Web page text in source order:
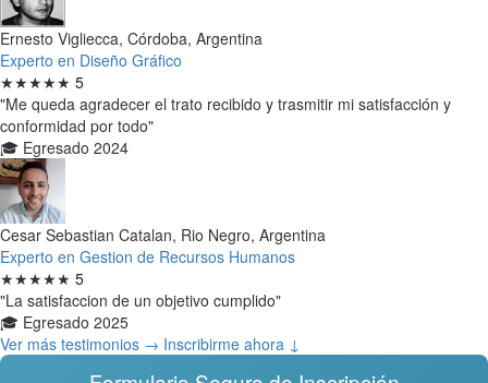
Ernesto Vigliecca, Córdoba, Argentina
Experto en Diseño Gráfico
★★★★★ 5
"Me queda agradecer el trato recibido y trasmitir mi satisfacción y
conformidad por todo"
🎓 Egresado 2024
Cesar Sebastian Catalan, Rio Negro, Argentina
Experto en Gestion de Recursos Humanos
★★★★★ 5
"La satisfaccion de un objetivo cumplido"
🎓 Egresado 2025
Ver más testimonios → Inscribirme ahora ↓